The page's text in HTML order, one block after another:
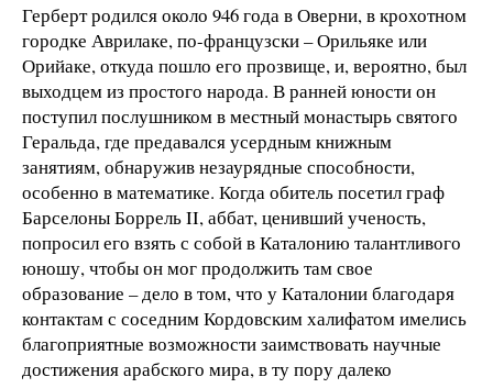
Герберт родился около 946 года в Оверни, в крохотном
городке Аврилаке, по-французски – Орильяке или
Орийаке, откуда пошло его прозвище, и, вероятно, был
выходцем из простого народа. В ранней юности он
поступил послушником в местный монастырь святого
Геральда, где предавался усердным книжным
занятиям, обнаружив незаурядные способности,
особенно в математике. Когда обитель посетил граф
Барселоны Боррель II, аббат, ценивший ученость,
попросил его взять с собой в Каталонию талантливого
юношу, чтобы он мог продолжить там свое
образование – дело в том, что у Каталонии благодаря
контактам с соседним Кордовским халифатом имелись
благоприятные возможности заимствовать научные
достижения арабского мира, в ту пору далеко